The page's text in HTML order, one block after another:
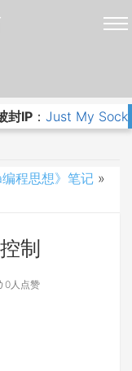
封IP ： Just My
编程思想》笔记 »
制
0人点赞